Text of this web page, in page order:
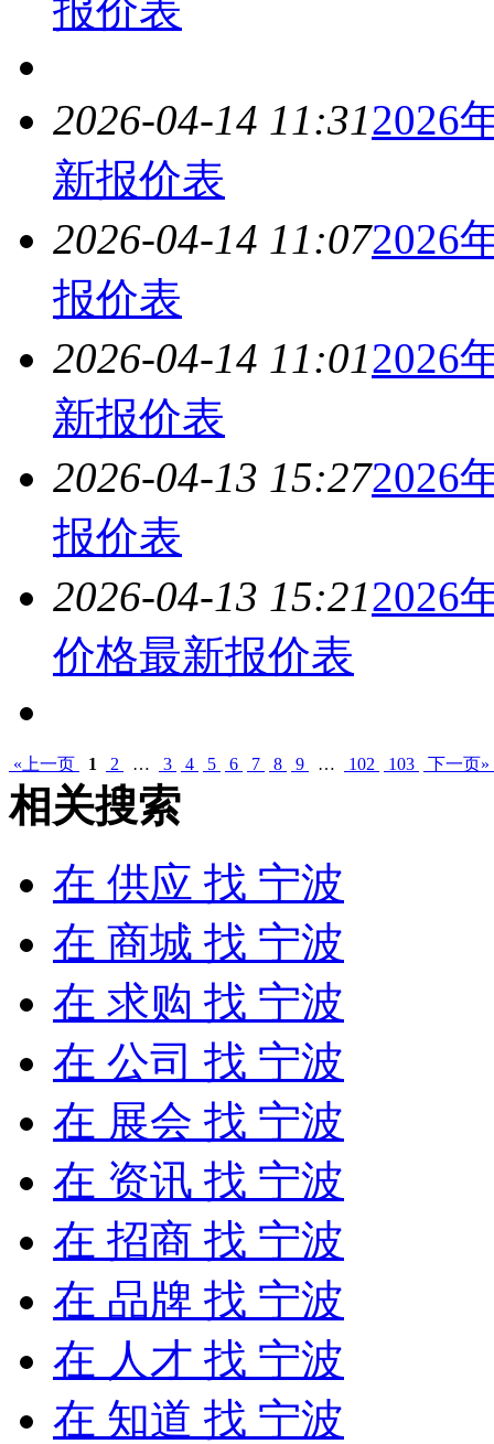
报价表
2026-04-14 11:312026
新报价表
2026-04-14 11:072026
报价表
2026-04-14 11:012026
新报价表
2026-04-13 15:272026
报价表
2026-04-13 15:212026
价格最新报价表
«上一页 1 2 … 3 4 5 6 7 8 9 … 102 103 下一页»
相关搜索
在 供应 找 宁波
在 商城 找 宁波
在 求购 找 宁波
在 公司 找 宁波
在 展会 找 宁波
在 资讯 找 宁波
在 招商 找 宁波
在 品牌 找 宁波
在 人才 找 宁波
在 知道 找 宁波